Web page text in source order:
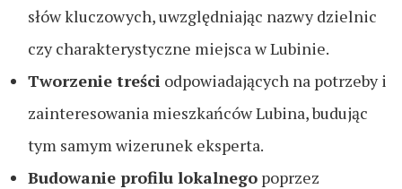
słów kluczowych, uwzględniając nazwy dzielnic
czy charakterystyczne miejsca w Lubinie.
Tworzenie treści odpowiadających na potrzeby i
zainteresowania mieszkańców Lubina, budując
tym samym wizerunek eksperta.
Budowanie profilu lokalnego poprzez